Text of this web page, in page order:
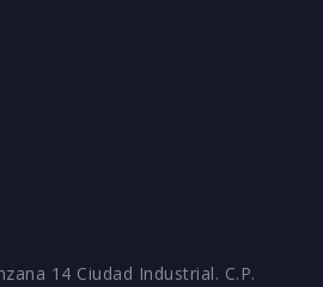
14 Ciudad Industrial. C.P.